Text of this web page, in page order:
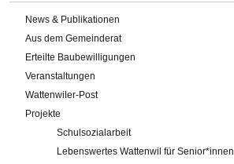
Verwaltung
Online-Service
News & Publikationen
Aus dem Gemeinderat
Erteilte Baubewilligungen
Veranstaltungen
Wattenwiler-Post
Projekte
Schulsozialarbeit
Lebenswertes Wattenwil für Senior*innen